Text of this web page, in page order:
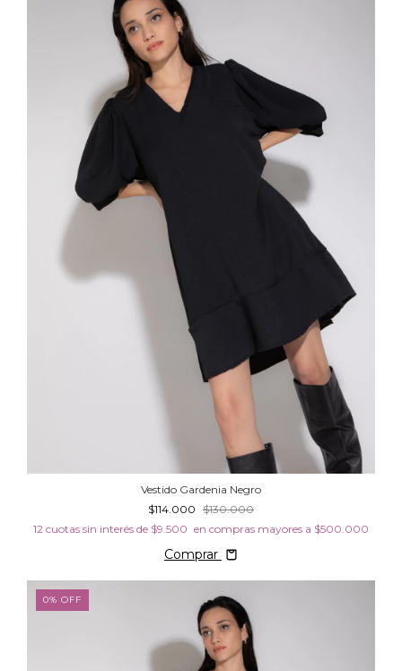
Vestido Gardenia Negro
$114.000 $130.000
12 cuotas sin interés de $9.500
Comprar
0% OFF